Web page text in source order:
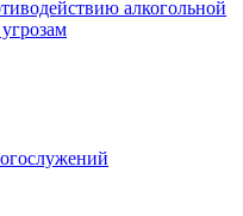
алкогольной